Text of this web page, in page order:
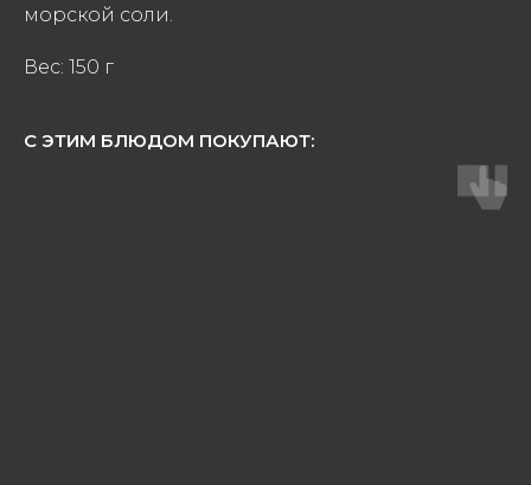
морской соли.
Вес: 150 г
С ЭТИМ БЛЮДОМ ПОКУПАЮТ: